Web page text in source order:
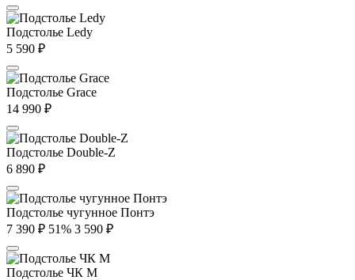
Подстолье Ledy
5 590 ₽
Подстолье Grace
14 990 ₽
Подстолье Double-Z
6 890 ₽
Подстолье чугунное Понтэ
7 390 ₽ 51% 3 590 ₽
Подстолье ЧК М